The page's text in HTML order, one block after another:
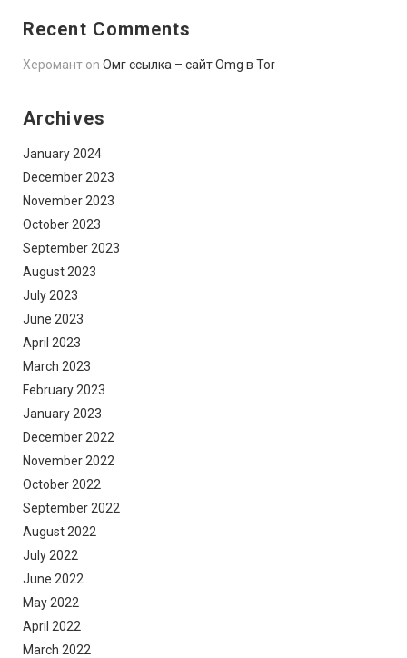
Recent Comments
Херомант on Омг ссылка – сайт Omg в Tor
Archives
January 2024
December 2023
November 2023
October 2023
September 2023
August 2023
July 2023
June 2023
April 2023
March 2023
February 2023
January 2023
December 2022
November 2022
October 2022
September 2022
August 2022
July 2022
June 2022
May 2022
April 2022
March 2022